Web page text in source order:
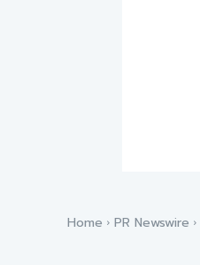
Home PR Newswire